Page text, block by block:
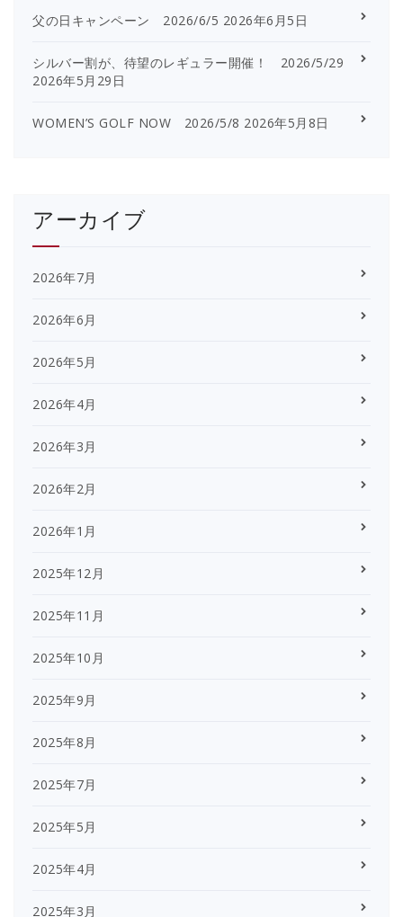
父の日キャンペーン 2026/6/5 2026年6月5日
シルバー割が、待望のレギュラー開催！ 2026/5/29
2026年5月29日
WOMEN’S GOLF NOW 2026/5/8 2026年5月8日
アーカイブ
2026年7月
2026年6月
2026年5月
2026年4月
2026年3月
2026年2月
2026年1月
2025年12月
2025年11月
2025年10月
2025年9月
2025年8月
2025年7月
2025年5月
2025年4月
2025年3月